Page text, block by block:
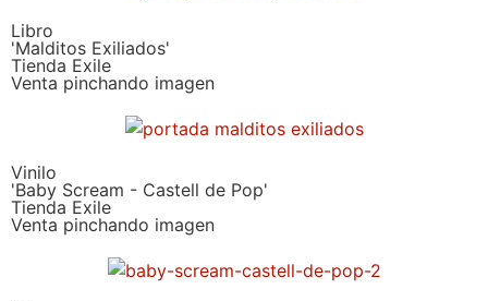
Libro
'Malditos Exiliados'
Tienda Exile
Venta pinchando imagen
Vinilo
'Baby Scream - Castell de Pop'
Tienda Exile
Venta pinchando imagen